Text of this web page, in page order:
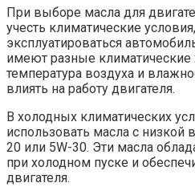
При выборе масла для
учесть климатические
эксплуатироваться
имеют разные климатические
температура воздуха и
влиять на работу двигателя.
В холодных климатических
использовать масла с низкой
20 или 5W-30. Эти масла
при холодном пуске и
двигателя.